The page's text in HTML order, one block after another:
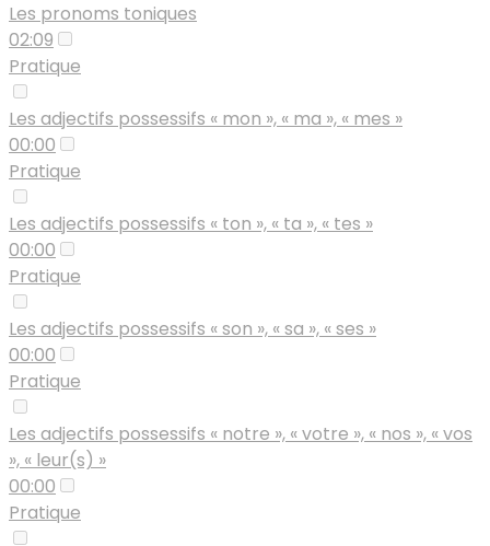
Les pronoms toniques
02:09
Pratique
Les adjectifs possessifs « mon », « ma », « mes »
00:00
Pratique
Les adjectifs possessifs « ton », « ta », « tes »
00:00
Pratique
Les adjectifs possessifs « son », « sa », « ses »
00:00
Pratique
Les adjectifs possessifs « notre », « votre », « nos », « vos
», « leur(s) »
00:00
Pratique